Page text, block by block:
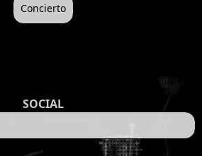
Concierto
SOCIAL